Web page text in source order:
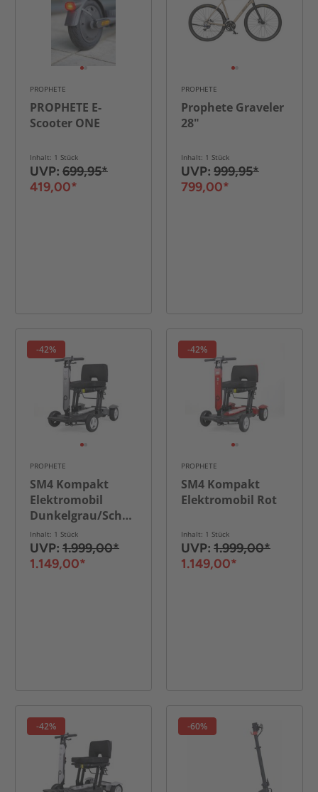
PROPHETE
PROPHETE E-
Scooter ONE
Inhalt: 1 Stück
UVP: 699,95*
419,00*
PROPHETE
Prophete Graveler
28"
Inhalt: 1 Stück
UVP: 999,95*
799,00*
-42%
PROPHETE
SM4 Kompakt
Elektromobil
Dunkelgrau/Schwarz
Inhalt: 1 Stück
UVP: 1.999,00*
1.149,00*
-42%
PROPHETE
SM4 Kompakt
Elektromobil Rot
Inhalt: 1 Stück
UVP: 1.999,00*
1.149,00*
-42% -60%